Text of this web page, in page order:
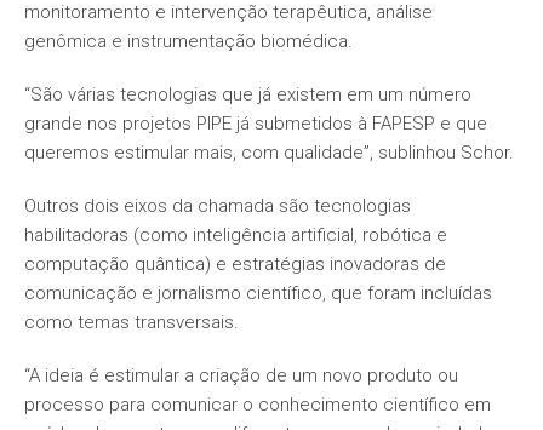
monitoramento e intervenção terapêutica, análise
genômica e instrumentação biomédica.
“São várias tecnologias que já existem em um número
grande nos projetos PIPE já submetidos à FAPESP e que
queremos estimular mais, com qualidade”, sublinhou Schor.
Outros dois eixos da chamada são tecnologias
habilitadoras (como inteligência artificial, robótica e
computação quântica) e estratégias inovadoras de
comunicação e jornalismo científico, que foram incluídas
como temas transversais.
“A ideia é estimular a criação de um novo produto ou
processo para comunicar o conhecimento científico em